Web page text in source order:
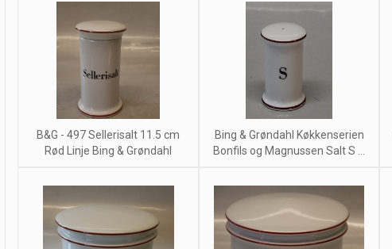
B&G - 497 Sellerisalt 11.5 cm
Rød Linje Bing & Grøndahl
Bing & Grøndahl Køkkenserien
Bonfils og Magnussen Salt S ...